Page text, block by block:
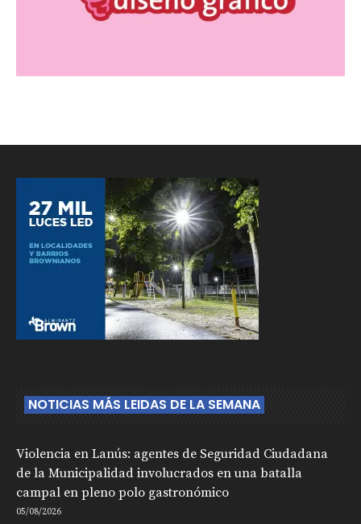
NOTICIAS MÁS LEIDAS DE LA SEMANA
Violencia en Lanús: agentes de Seguridad Ciudadana
de la Municipalidad involucrados en una batalla
campal en pleno polo gastronómico
05/08/2026